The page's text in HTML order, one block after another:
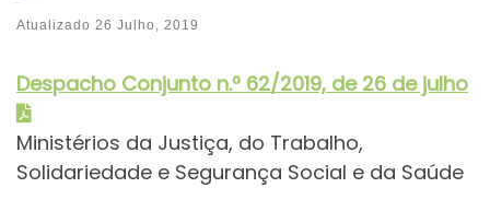
Atualizado 26 Julho, 2019
Despacho Conjunto n.º 62/2019, de 26 de julho
Ministérios da Justiça, do Trabalho,
Solidariedade e Segurança Social e da Saúde